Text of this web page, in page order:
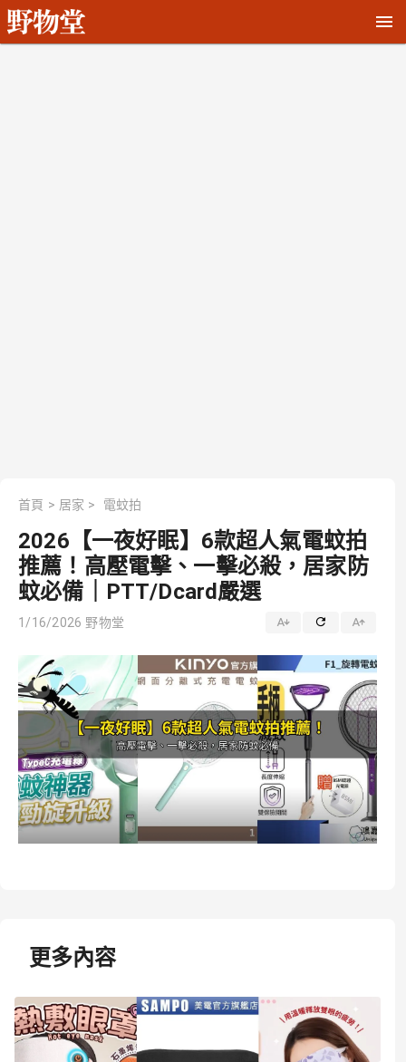
首頁 > 居家 > 電蚊拍
2026【一夜好眠】6款超人氣電蚊拍
推薦！高壓電擊、一擊必殺，居家防
蚊必備｜PTT/Dcard嚴選
1/16/2026 野物堂
更多內容